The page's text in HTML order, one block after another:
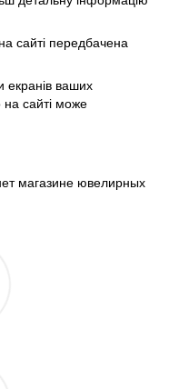
сайті передбачена
екранів ваших
на сайті може